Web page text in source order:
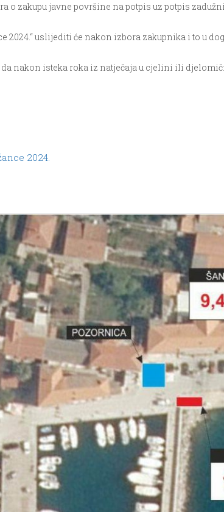
o zakupu javne površine na potpis uz potpis
2024.“ uslijediti će nakon izbora zakupnika i to u
nakon isteka roka iz natječaja u cjelini ili
2024.